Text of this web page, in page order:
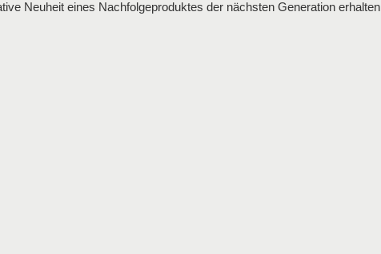
Neuheit eines Nachfolgeproduktes der nächsten Generation erhalten